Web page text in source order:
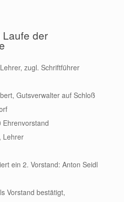
Laufe der
zugl. Schriftführer
Gutsverwalter auf Schloß
Lehrer
ein 2. Vorstand: Anton Seidl
Vorstand bestätigt,